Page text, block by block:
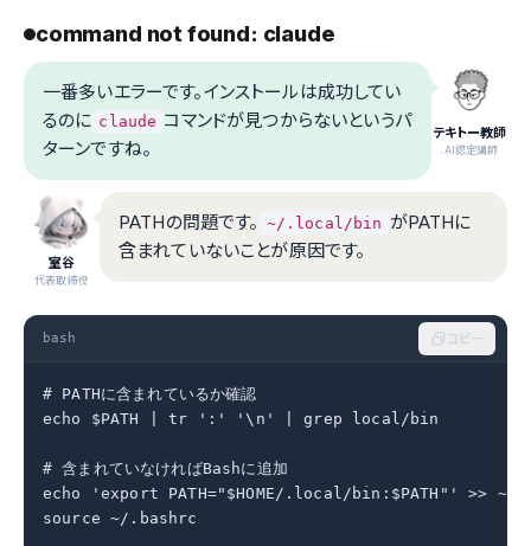
command not found: claude
テキトー教師
.AI認定講師
一番多いエラーです。インストールは成功してい
るのに claude コマンドが見つからないというパ
ターンですね。
室谷
代表取締役
PATHの問題です。 ~/.local/bin がPATHに
含まれていないことが原因です。
bash コピー
# PATHに含まれているか確認
echo $PATH | tr ':' '\n' | grep local/bin
# 含まれていなければBashに追加
echo 'export PATH="$HOME/.local/bin:$PATH"' >> ~/
source ~/.bashrc